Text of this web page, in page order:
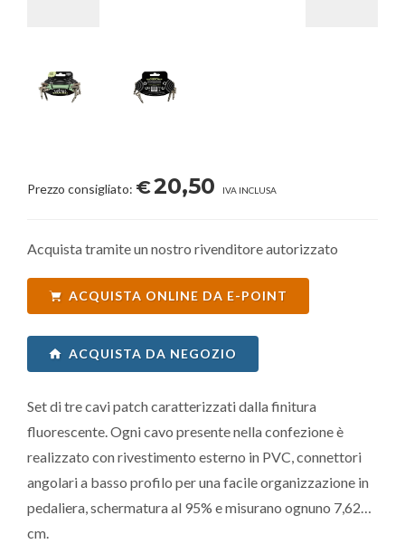
Prezzo consigliato: €20,50 IVA INCLUSA
Acquista tramite un nostro rivenditore autorizzato
ACQUISTA ONLINE DA E-POINT
ACQUISTA DA NEGOZIO
Set di tre cavi patch caratterizzati dalla finitura
fluorescente. Ogni cavo presente nella confezione è
realizzato con rivestimento esterno in PVC, connettori
angolari a basso profilo per una facile organizzazione in
pedaliera, schermatura al 95% e misurano ognuno 7,62
cm.